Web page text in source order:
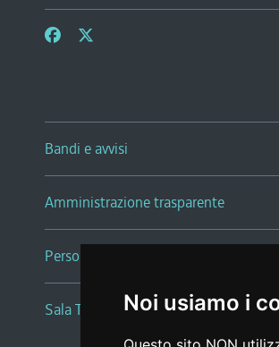
Noi usiamo i
Bandi e avvisi
Amministrazione trasparente
Persone e Uffici
Sala Tiziano Tessitori